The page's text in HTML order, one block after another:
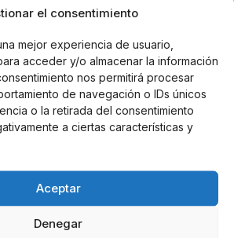
el consentimiento
mejor experiencia de usuario,
acceder y/o almacenar la información
nos permitirá procesar
de navegación o IDs únicos
o la retirada del consentimiento
a ciertas características y
Aceptar
Denegar
tras el fallecimiento de la
que“estuvo a mi lado en mis
Y estuvo a mi lado en los
mi vida”,evocando la muerte de
este día llegaría, pero pasará
de que la realidad de la vida
realmente”, subrayó el ahora
de sucesión.
completo para
abuela